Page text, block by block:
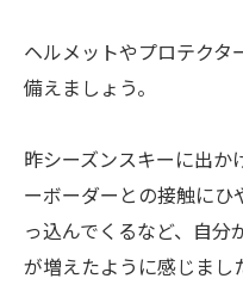
ヘルメットやプロテクタ
備えましょう。
昨シーズンスキーに出か
ーボーダーとの接触に
っ込んでくるなど、自
が増えたように感じまし